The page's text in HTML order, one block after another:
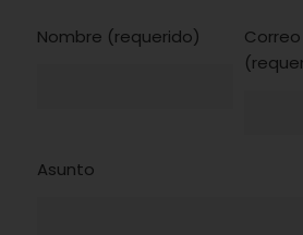
Nombre (requerido)
Asunto